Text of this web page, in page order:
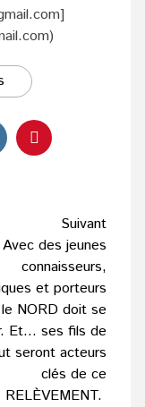
Suivant
Avec des jeunes
connaisseurs,
et porteurs
le NORD doit se
Et… ses fils de
seront acteurs
clés de ce
RELÈVEMENT.